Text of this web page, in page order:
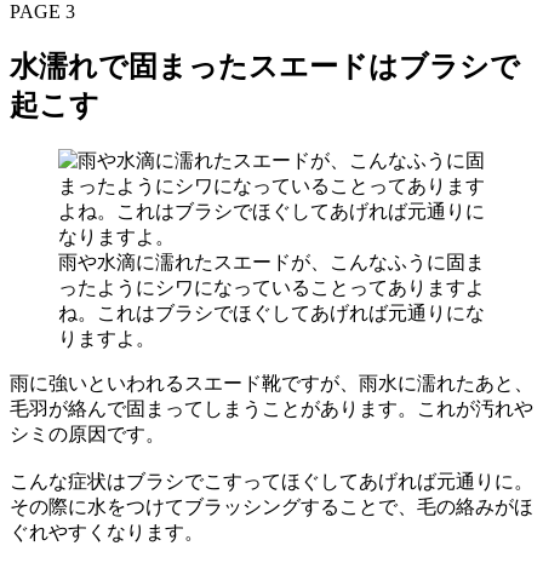
PAGE 3
水濡れで固まったスエードはブラシで
起こす
雨や水滴に濡れたスエードが、こんなふうに固ま
ったようにシワになっていることってありますよ
ね。これはブラシでほぐしてあげれば元通りにな
りますよ。
雨に強いといわれるスエード靴ですが、雨水に濡れたあと、
毛羽が絡んで固まってしまうことがあります。これが汚れや
シミの原因です。
こんな症状はブラシでこすってほぐしてあげれば元通りに。
その際に水をつけてブラッシングすることで、毛の絡みがほ
ぐれやすくなります。